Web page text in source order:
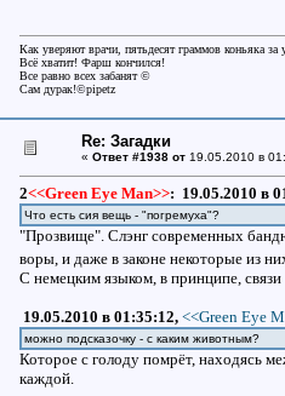
Как уверяют врачи, пятьдесят граммов коньяка
Всё хватит! Фарш кончился!
Все равно всех забанят ©
Сам дурак!©pipetz
Re: Загадки
« Ответ #1938 от19.05.2010 в
2<<Green Eye Man>>: 19.05.2010 в
Что есть сия вещь - "погремуха"?
"Прозвище". Слэнг современных
воры, и даже в законе некоторые из
С немецким языком, в принципе, связи
19.05.2010 в 01:35:12, <<Green Eye
можно подсказочку - с каким животным?
Которое с голоду помрёт, находясь
каждой.